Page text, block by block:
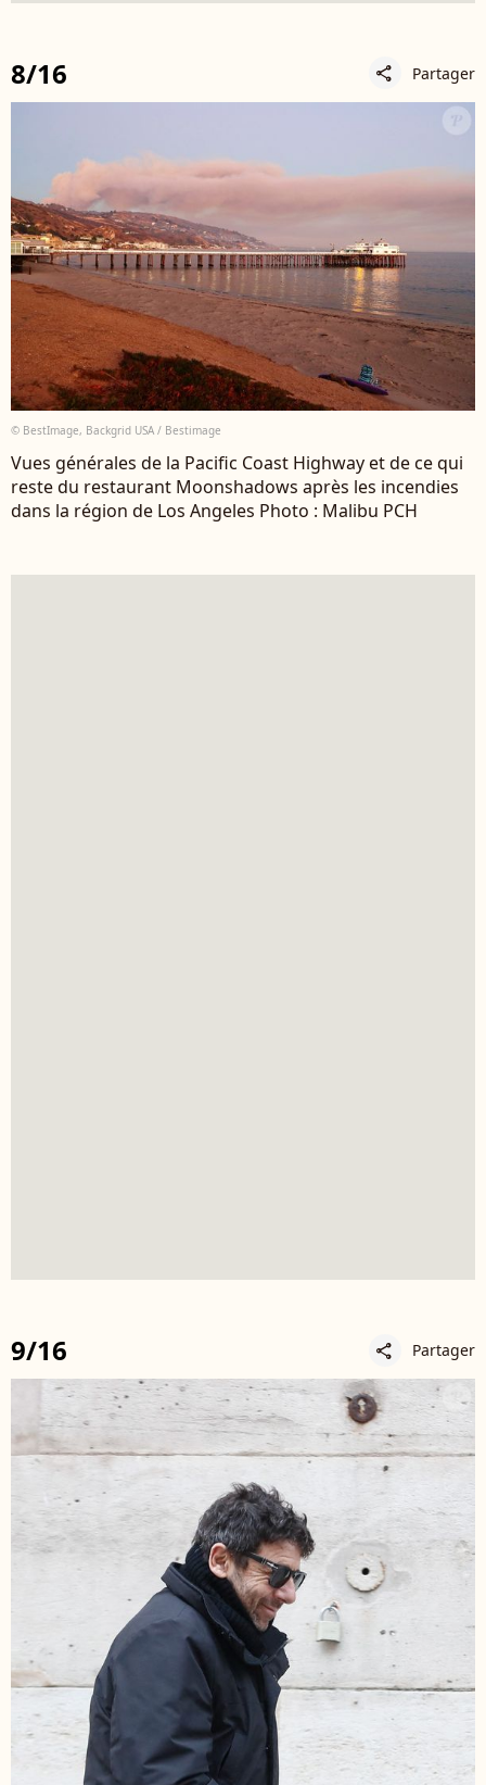
8/16 share Partager
© BestImage, Backgrid USA / Bestimage
Vues générales de la Pacific Coast Highway et de ce qui
reste du restaurant Moonshadows après les incendies
dans la région de Los Angeles Photo : Malibu PCH
9/16 share Partager